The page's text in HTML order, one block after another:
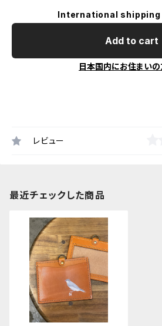
International shipping
Add to cart
日本国内にお住まい
レビュー
最近チェックした商品